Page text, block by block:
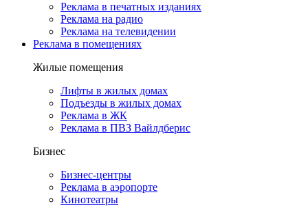
Реклама в печатных изданиях
Реклама на радио
Реклама на телевидении
Реклама в помещениях
Жилые помещения
Лифты в жилых домах
Подъезды в жилых домах
Реклама в ЖК
Реклама в ПВЗ Вайлдберис
Бизнес
Бизнес-центры
Реклама в аэропорте
Кинотеатры